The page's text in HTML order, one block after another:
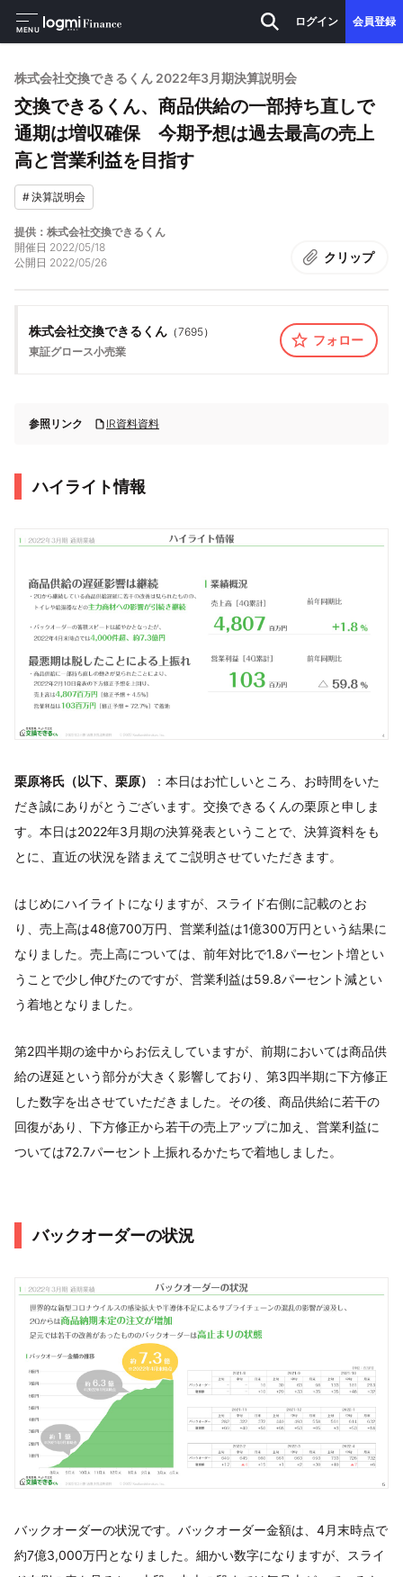
MENU
ログイン 会員登録
株式会社交換できるくん 2022年3月期決算説明会
交換できるくん、商品供給の一部持ち直しで
通期は増収確保 今期予想は過去最高の売上
高と営業利益を目指す
#決算説明会
提供：株式会社交換できるくん
開催日 2022/05/18
公開日 2022/05/26 クリップ
株式会社交換できるくん （7695）
東証グロース小売業
フォロー
参照リンク IR資料資料
ハイライト情報
栗原将氏（以下、栗原）
：本日はお忙しいところ、お時間をいた
だき誠にありがとうございます。交換できるくんの栗原と申しま
す。本日は2022年3月期の決算発表ということで、決算資料をも
とに、直近の状況を踏まえてご説明させていただきます。
はじめにハイライトになりますが、スライド右側に記載のとお
り、売上高は48億700万円、営業利益は1億300万円という結果に
なりました。売上高については、前年対比で1.8パーセント増とい
うことで少し伸びたのですが、営業利益は59.8パーセント減とい
う着地となりました。
第2四半期の途中からお伝えしていますが、前期においては商品供
給の遅延という部分が大きく影響しており、第3四半期に下方修正
した数字を出させていただきました。その後、商品供給に若干の
回復があり、下方修正から若干の売上アップに加え、営業利益に
ついては72.7パーセント上振れるかたちで着地しました。
バックオーダーの状況
バックオーダーの状況です。バックオーダー金額は、4月末時点で
約7億3,000万円となりました。細かい数字になりますが、スライ